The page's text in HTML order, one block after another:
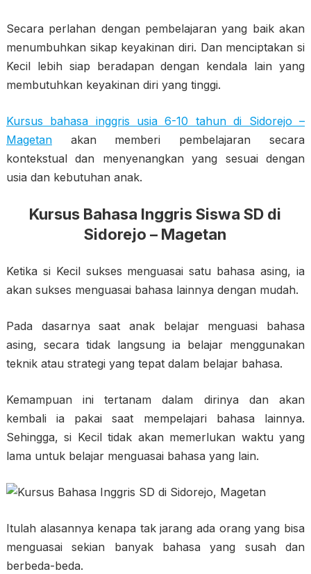
Secara perlahan dengan pembelajaran yang baik akan
menumbuhkan sikap keyakinan diri. Dan menciptakan si
Kecil lebih siap beradapan dengan kendala lain yang
membutuhkan keyakinan diri yang tinggi.
Kursus bahasa inggris usia 6-10 tahun di Sidorejo –
Magetanakan memberi pembelajaran secara
kontekstual dan menyenangkan yang sesuai dengan
usia dan kebutuhan anak.
Kursus Bahasa Inggris Siswa SD di
Sidorejo – Magetan
Ketika si Kecil sukses menguasai satu bahasa asing, ia
akan sukses menguasai bahasa lainnya dengan mudah.
Pada dasarnya saat anak belajar menguasi bahasa
asing, secara tidak langsung ia belajar menggunakan
teknik atau strategi yang tepat dalam belajar bahasa.
Kemampuan ini tertanam dalam dirinya dan akan
kembali ia pakai saat mempelajari bahasa lainnya.
Sehingga, si Kecil tidak akan memerlukan waktu yang
lama untuk belajar menguasai bahasa yang lain.
Itulah alasannya kenapa tak jarang ada orang yang bisa
menguasai sekian banyak bahasa yang susah dan
berbeda-beda.